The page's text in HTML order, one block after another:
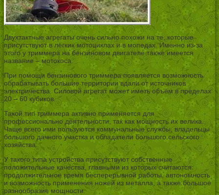
Двухтактные агрегаты очень сильно похожи на те, которые
присутствуют в лёгких мотоциклах и в мопедах. Именно из-за
этого у триммера на бензиновом двигателе также имеется
название – мотокоса.
При помощи бензинового триммера появляется возможность
обрабатывать большие территории вдали от источников
электричества. Силовой агрегат может иметь объём в пределах
20 – 60 кубиков.
Такой тип триммера активно применяется для
профессионально деятельности, так как мощность их велика.
Чаще всего ими пользуются коммунальные службы, владельцы
большого дачного участка и обладатели большого сельского
хозяйства.
У такого типа устройства присутствуют собственные
положительные качества, главными из которых считаются:
продолжительное время бесперерывной работы, автономность
и возможность применения ножей из металла, а также большое
разнообразие мощности.